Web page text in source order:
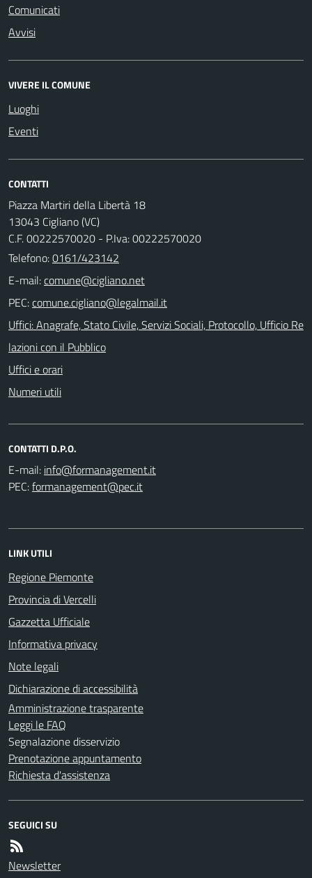
Comunicati
Avvisi
VIVERE IL COMUNE
Luoghi
Eventi
CONTATTI
Piazza Martiri della Libertà 18
13043 Cigliano (VC)
C.F. 00222570020 - P.Iva: 00222570020
Telefono:0161/423142
E-mail:
PEC:
Uffici: Anagrafe, Stato Civile, Servizi Sociali, Protocollo, Ufficio Re
lazioni con il Pubblico
Uffici e orari
Numeri utili
CONTATTI D.P.O.
E-mail:
PEC:
LINK UTILI
Regione Piemonte
Provincia di Vercelli
Gazzetta Ufficiale
Informativa privacy
Note legali
Dichiarazione di accessibilità
Amministrazione trasparente
Leggi le FAQ
Segnalazione disservizio
Prenotazione appuntamento
Richiesta d'assistenza
SEGUICI SU
Newsletter